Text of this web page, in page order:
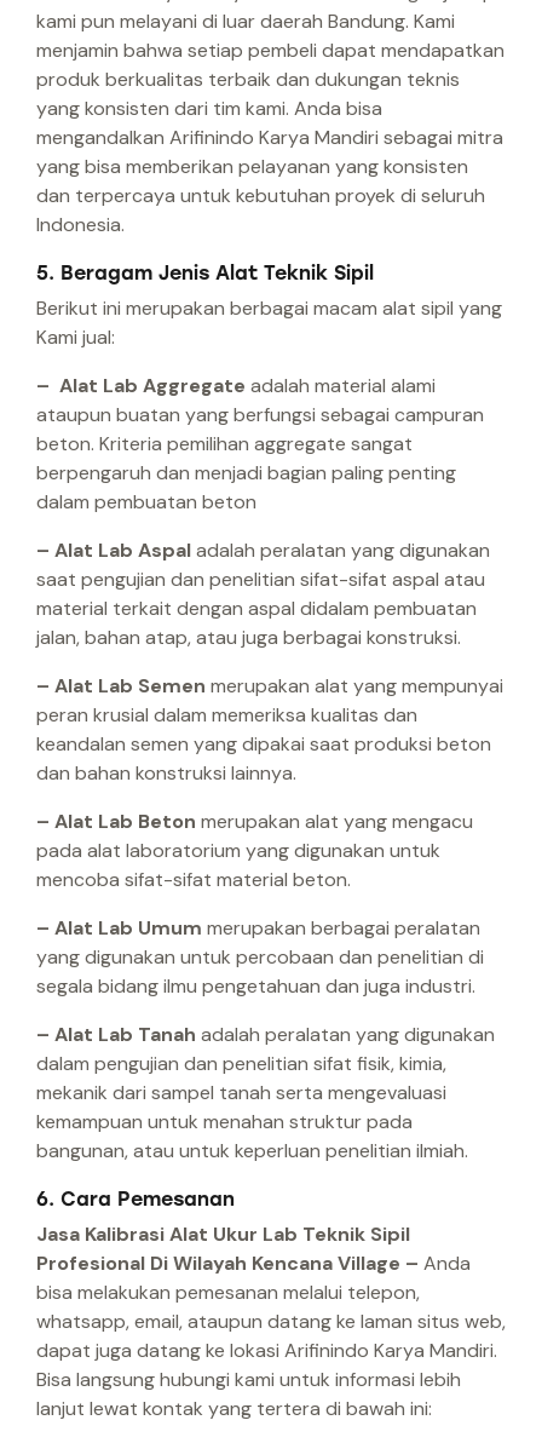
kami pun melayani di luar daerah Bandung. Kami
menjamin bahwa setiap pembeli dapat mendapatkan
produk berkualitas terbaik dan dukungan teknis
yang konsisten dari tim kami. Anda bisa
mengandalkan Arifinindo Karya Mandiri sebagai mitra
yang bisa memberikan pelayanan yang konsisten
dan terpercaya untuk kebutuhan proyek di seluruh
Indonesia.
5. Beragam Jenis Alat Teknik Sipil
Berikut ini merupakan berbagai macam alat sipil yang
Kami jual:
– Alat Lab Aggregate adalah material alami
ataupun buatan yang berfungsi sebagai campuran
beton. Kriteria pemilihan aggregate sangat
berpengaruh dan menjadi bagian paling penting
dalam pembuatan beton
– Alat Lab Aspaladalah peralatan yang digunakan
saat pengujian dan penelitian sifat-sifat aspal atau
material terkait dengan aspal didalam pembuatan
jalan, bahan atap, atau juga berbagai konstruksi.
– Alat Lab Semen merupakan alat yang mempunyai
peran krusial dalam memeriksa kualitas dan
keandalan semen yang dipakai saat produksi beton
dan bahan konstruksi lainnya.
– Alat Lab Beton merupakan alat yang mengacu
pada alat laboratorium yang digunakan untuk
mencoba sifat-sifat material beton.
– Alat Lab Umum merupakan berbagai peralatan
yang digunakan untuk percobaan dan penelitian di
segala bidang ilmu pengetahuan dan juga industri.
– Alat Lab Tanah adalah peralatan yang digunakan
dalam pengujian dan penelitian sifat fisik, kimia,
mekanik dari sampel tanah serta mengevaluasi
kemampuan untuk menahan struktur pada
bangunan, atau untuk keperluan penelitian ilmiah.
6. Cara Pemesanan
Jasa Kalibrasi Alat Ukur Lab Teknik Sipil
Profesional Di Wilayah Kencana Village – Anda
bisa melakukan pemesanan melalui telepon,
whatsapp, email, ataupun datang ke laman situs web,
dapat juga datang ke lokasi Arifinindo Karya Mandiri.
Bisa langsung hubungi kami untuk informasi lebih
lanjut lewat kontak yang tertera di bawah ini: